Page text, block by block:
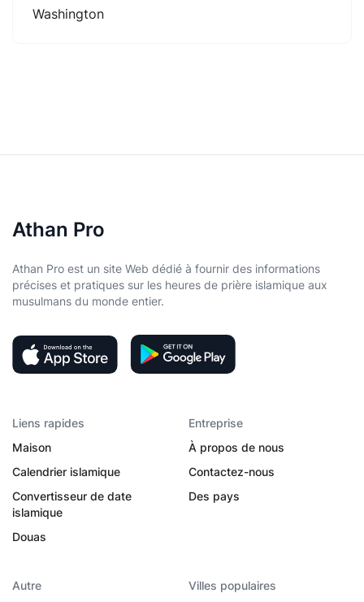
Washington
Athan Pro
Athan Pro est un site Web dédié à fournir des informations
précises et pratiques sur les heures de prière islamique aux
musulmans du monde entier.
Liens rapides
Maison
Calendrier islamique
Convertisseur de date
islamique
Douas
Entreprise
À propos de nous
Contactez-nous
Des pays
Autre
Villes populaires